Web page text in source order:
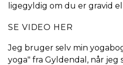
ligegyldig om du er gravid
SE VIDEO HER
Jeg bruger selv min
yoga" fra Gyldendal, når jeg